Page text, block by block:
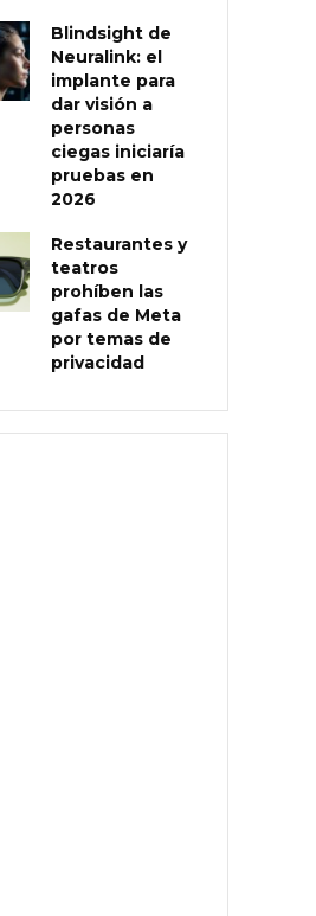
Blindsight de
Neuralink: el
implante para
dar visión a
personas
ciegas iniciaría
pruebas en
2026
Restaurantes y
teatros
prohíben las
gafas de Meta
por temas de
privacidad